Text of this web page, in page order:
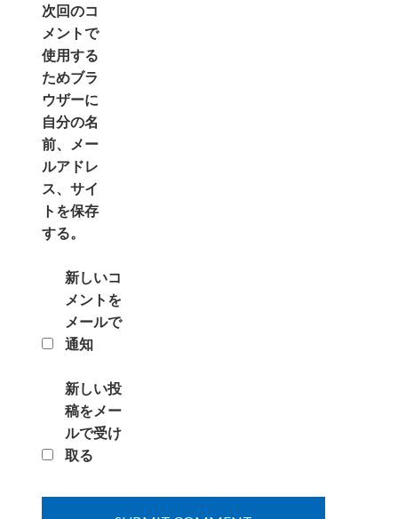
次回のコ
メントで
使用する
ためブラ
ウザーに
自分の名
前、メー
ルアドレ
ス、サイ
トを保存
する。
新しいコ
メントを
メールで
通知
新しい投
稿をメー
ルで受け
取る